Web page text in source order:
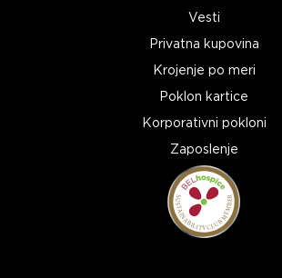
Vesti
Privatna kupovina
Krojenje po meri
Poklon kartice
Korporativni pokloni
Zaposlenje